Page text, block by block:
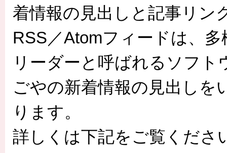
着情報の見出しと記事リン
RSS／Atomフィードは、
リーダーと呼ばれるソフ
ごやの新着情報の見出し
ります。
詳しくは下記をご覧くださ